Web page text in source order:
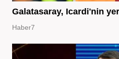
Galatasaray, Icardi'nin
Haber7